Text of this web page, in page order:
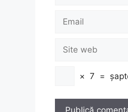
Email
Site
web
× 7 =